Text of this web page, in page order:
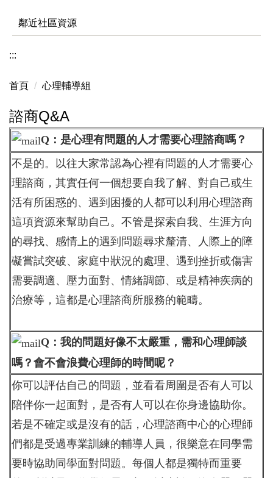
鄰近社區資源
:::
首頁 心理輔導組
諮商Q&A
Q：是心理有問題的人才需要心理諮商嗎？
不是的。以往大家常認為心裡有問題的人才需要心
理諮商，其實任何一個想要自我了解、對自己或生
活有所困惑的、遇到困擾的人都可以利用心理諮商
這項資源來幫助自己。不管是探索自我、生涯方向
的尋找、感情上的遇到問題尋求釐清、人際上的障
礙嘗試突破、家庭中狀況的處理、遇到挫折或傷害
需要調適、壓力面對、情緒調節、或是精神疾病的
治療等，這都是心理諮商所服務的範疇。
Q：我的問題好像不太嚴重，需和心理師談
嗎？會不會浪費心理師的時間呢？
你可以評估自己的問題，並看看周圍是否有人可以
陪伴你一起面對，是否有人可以在你身邊協助你。
若是不確定或是沒有的話，心理諮商中心的心理師
們都是受過專業訓練的輔導人員，很樂意在同學需
要時協助同學面對問題。每個人都是獨特而重要